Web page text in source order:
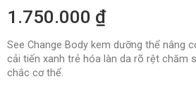
1.750.000 ₫
See Change Body kem dưỡng thể nâng
cải tiến xanh trẻ hóa làn da rõ rệt chăm
chắc cơ thể.